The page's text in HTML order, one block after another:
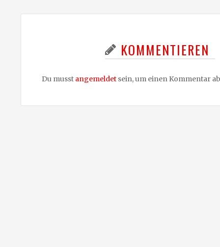
KOMMENTIEREN
Du musst angemeldet sein, um einen Kommentar